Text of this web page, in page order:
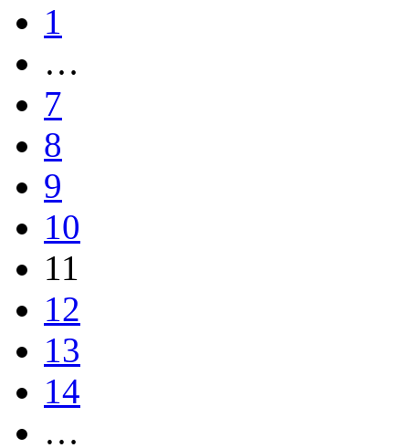
1
…
7
8
9
10
11
12
13
14
…